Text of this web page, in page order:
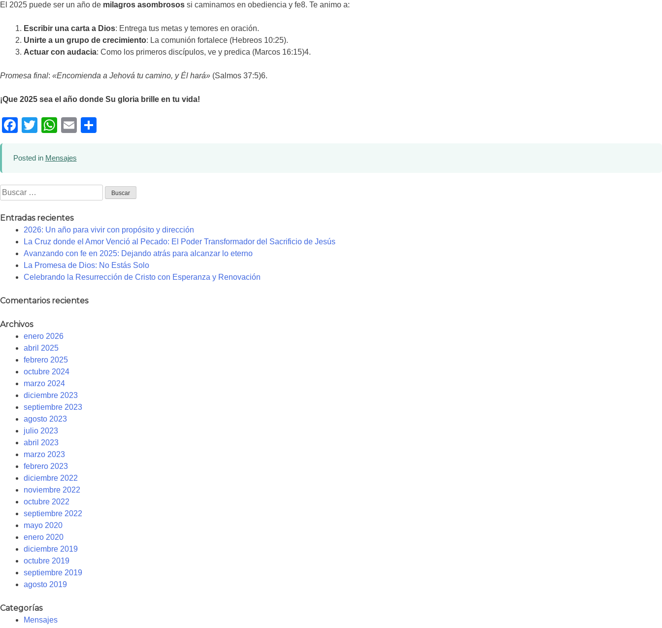
El 2025 puede ser un año de milagros asombrosos si caminamos en obediencia y fe8. Te animo a:
Escribir una carta a Dios: Entrega tus metas y temores en oración.
Unirte a un grupo de crecimiento: La comunión fortalece (Hebreos 10:25).
Actuar con audacia: Como los primeros discípulos, ve y predica (Marcos 16:15)4.
Promesa final: «Encomienda a Jehová tu camino, y Él hará» (Salmos 37:5)6.
¡Que 2025 sea el año donde Su gloria brille en tu vida!
Facebook
TwitterWhatsApp
Email
Posted in Mensajes
Buscar:
Entradas recientes
2026: Un año para vivir con propósito y dirección
La Cruz donde el Amor Venció al Pecado: El Poder Transformador del Sacrificio de Jesús
Avanzando con fe en 2025: Dejando atrás para alcanzar lo eterno
La Promesa de Dios: No Estás Solo
Celebrando la Resurrección de Cristo con Esperanza y Renovación
Comentarios recientes
Archivos
enero 2026
abril 2025
febrero 2025
octubre 2024
marzo 2024
diciembre 2023
septiembre 2023
agosto 2023
julio 2023
abril 2023
marzo 2023
febrero 2023
diciembre 2022
noviembre 2022
octubre 2022
septiembre 2022
mayo 2020
enero 2020
diciembre 2019
octubre 2019
septiembre 2019
agosto 2019
Categorías
Mensajes